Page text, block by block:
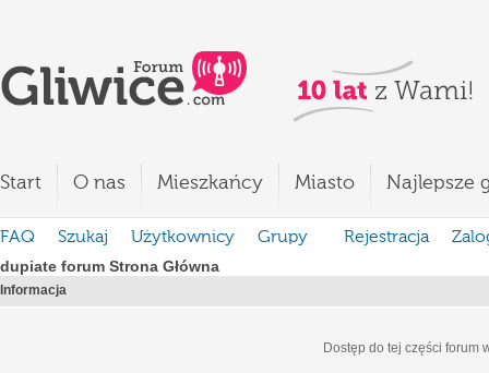
Start O nas Mieszkańcy Miasto Najlepsze
FAQ Szukaj Użytkownicy Grupy Rejestracja
dupiate forum Strona Główna
Informacja
Dostęp do tej części forum